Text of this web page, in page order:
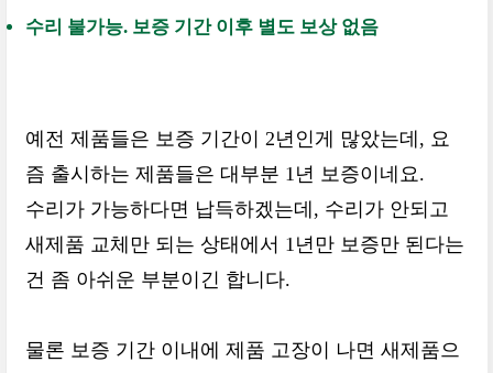
수리 불가능. 보증 기간 이후 별도 보상 없음
예전 제품들은 보증 기간이 2년인게 많았는데, 요
즘 출시하는 제품들은 대부분 1년 보증이네요.
수리가 가능하다면 납득하겠는데, 수리가 안되고
새제품 교체만 되는 상태에서 1년만 보증만 된다는
건 좀 아쉬운 부분이긴 합니다.
물론 보증 기간 이내에 제품 고장이 나면 새제품으